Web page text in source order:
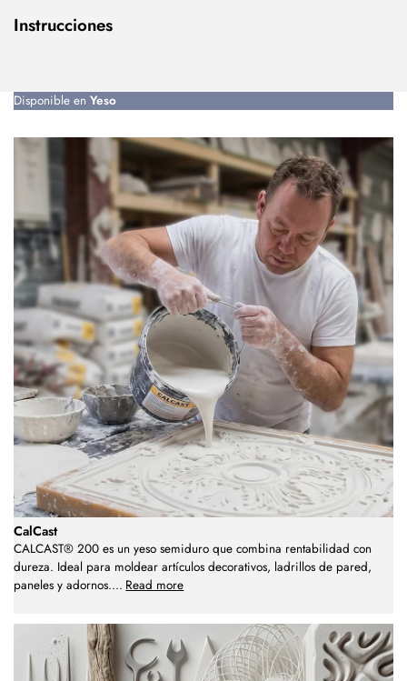
Instrucciones
Disponible en Yeso
CalCast
CALCAST® 200 es un yeso semiduro que combina rentabilidad con
dureza. Ideal para moldear artículos decorativos, ladrillos de pared,
paneles y adornos.... Read more